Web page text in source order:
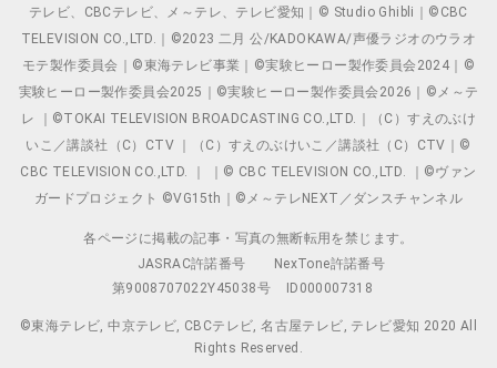
テレビ、CBCテレビ、メ～テレ、テレビ愛知｜© Studio Ghibli｜©CBC
TELEVISION CO.,LTD.｜©2023 二月 公/KADOKAWA/声優ラジオのウラオ
モテ製作委員会｜©東海テレビ事業｜©実験ヒーロー製作委員会2024｜©
実験ヒーロー製作委員会2025｜©実験ヒーロー製作委員会2026｜©メ～テ
レ ｜©TOKAI TELEVISION BROADCASTING CO.,LTD.｜（C）すえのぶけ
いこ／講談社（C）CTV ｜（C）すえのぶけいこ／講談社（C）CTV｜©
CBC TELEVISION CO.,LTD. ｜ ｜© CBC TELEVISION CO.,LTD. ｜©ヴァン
ガードプロジェクト ©VG15th｜©メ～テレNEXT／ダンスチャンネル
各ページに掲載の記事・写真の無断転用を禁じます。
JASRAC許諾番号
NexTone許諾番号
第9008707022Y45038号
ID000007318
©東海テレビ, 中京テレビ, CBCテレビ, 名古屋テレビ, テレビ愛知 2020 All
Rights Reserved.